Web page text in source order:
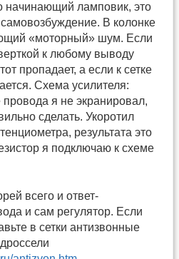
начинающий ламповик, это
В колонке
«моторный» шум. Если
к любому выводу
пропадает, а если к сетке
Схема усилителя:
провода я не экранировал,
сделать. Укоротил
результата это
я подключаю к схеме
всего и ответ-
и сам регулятор. Если
в сетки антизвонные